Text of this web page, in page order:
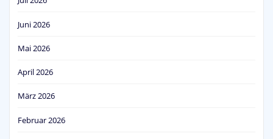
Juni 2026
Mai 2026
April 2026
März 2026
Februar 2026